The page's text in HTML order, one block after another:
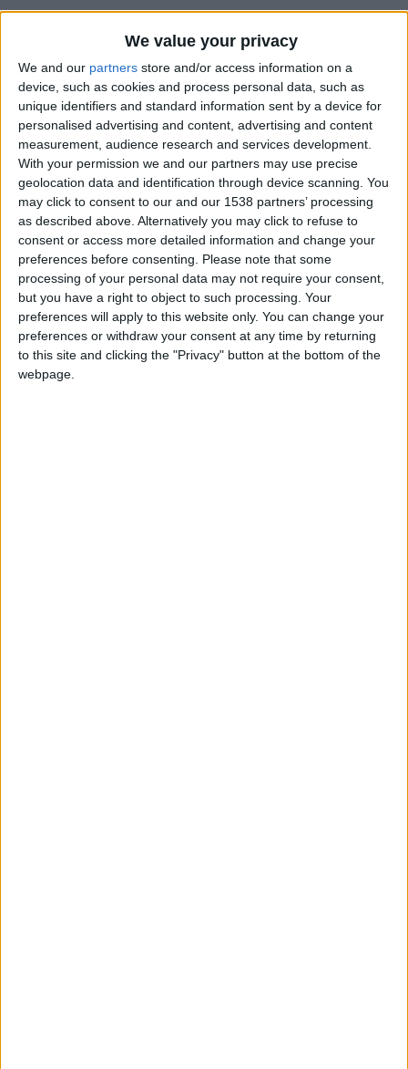
We value your privacy
We and our partners store and/or access information on a
device, such as cookies and process personal data, such as
unique identifiers and standard information sent by a device for
personalised advertising and content, advertising and content
measurement, audience research and services development.
With your permission we and our partners may use precise
geolocation data and identification through device scanning. You
may click to consent to our and our 1538 partners’ processing
as described above. Alternatively you may click to refuse to
consent or access more detailed information and change your
preferences before consenting.
Please note that some
processing of your personal data may not require your consent,
but you have a right to object to such processing. Your
preferences will apply to this website only. You can change your
preferences or withdraw your consent at any time by returning
to this site and clicking the "Privacy" button at the bottom of the
webpage.
Outre l’officialisation de la prolongation de Guillermo
Maripan (lire par ailleurs), l’AS Monaco a également annoncé
l’arrivée de deux nouvelles docteurs en psychologie du sport,
Emilie Thienot et Sophie Huguet. Elles intègreront la cellule
de performance que dirige James Bunce. Selon le
communiqué du club, elles accompagneront l’effectif
professionnel au quotidien mais répondront ponctuellement à
des besoins pour l’Academy.
Le Directeur de la performance, James Bunce, a commenté
leur arrivée : « Optimiser le bien-être, la préparation mentale
et la gestion des émotions sont des éléments essentiels de la